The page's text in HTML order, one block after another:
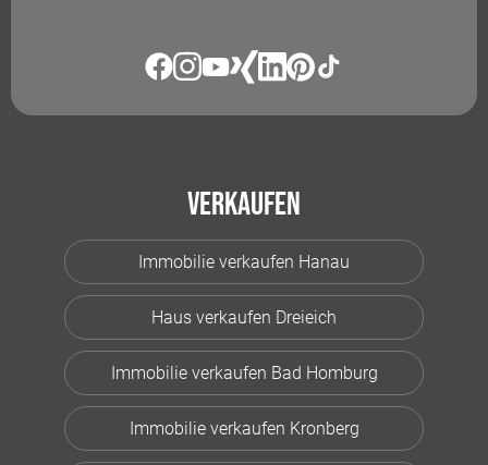
Verkaufen
Immobilie verkaufen Hanau
Haus verkaufen Dreieich
Immobilie verkaufen Bad Homburg
Immobilie verkaufen Kronberg